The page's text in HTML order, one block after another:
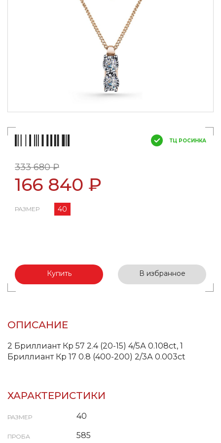
ТЦ РОСИНКА
333 680 ₽
166 840 ₽
РАЗМЕР 40
Купить В избранное
ОПИСАНИЕ
2 Бриллиант Кр 57 2.4 (20-15) 4/5А 0.108ct, 1
Бриллиант Кр 17 0.8 (400-200) 2/3А 0.003ct
ХАРАКТЕРИСТИКИ
РАЗМЕР 40
ПРОБА 585